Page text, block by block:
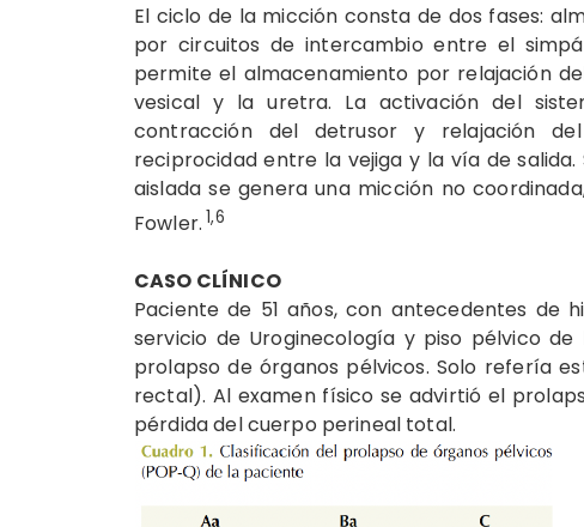
El ciclo de la micción consta de dos fases:
por circuitos de intercambio entre el
permite el almacenamiento por relajación
vesical y la uretra. La activación del
contracción del detrusor y relajación
reciprocidad entre la vejiga y la vía de
aislada se genera una micción no
Fowler. 1,6
CASO CLÍNICO
Paciente de 51 años, con antecedentes de
servicio de Uroginecología y piso pélvico
prolapso de órganos pélvicos. Solo refería
rectal). Al examen físico se advirtió el
pérdida del cuerpo perineal total.